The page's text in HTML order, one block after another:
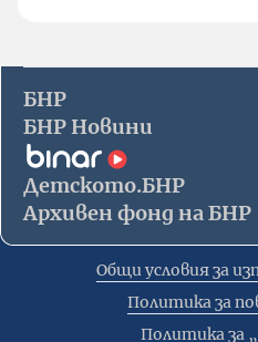
БНР
БНР Новини
Детското.БНР
Архивен фонд на БНР
Общи условия за
Политика за
Политика за